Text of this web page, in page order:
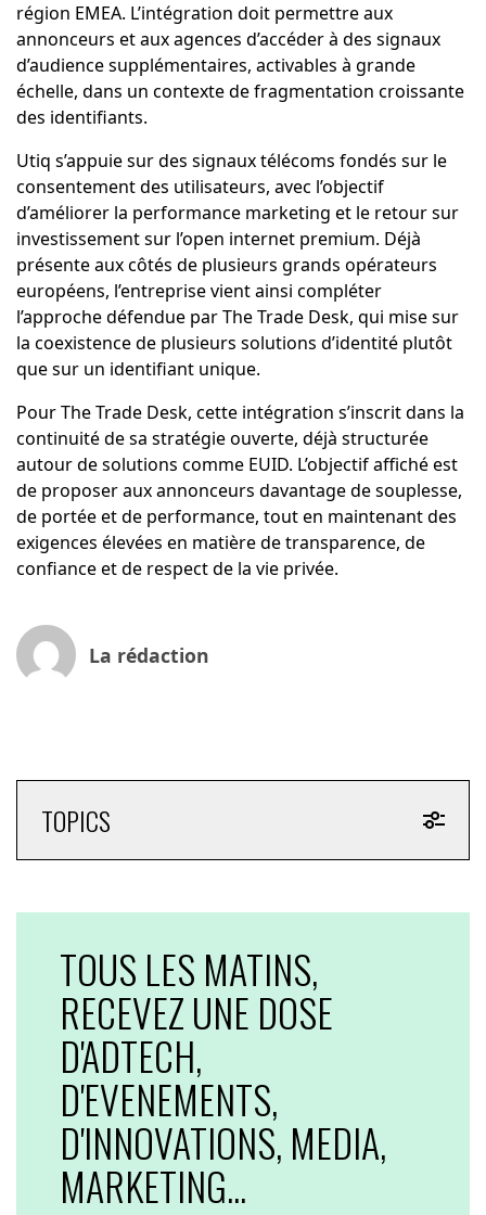
région EMEA. L’intégration doit permettre aux
annonceurs et aux agences d’accéder à des signaux
d’audience supplémentaires, activables à grande
échelle, dans un contexte de fragmentation croissante
des identifiants.
Utiq s’appuie sur des signaux télécoms fondés sur le
consentement des utilisateurs, avec l’objectif
d’améliorer la performance marketing et le retour sur
investissement sur l’open internet premium. Déjà
présente aux côtés de plusieurs grands opérateurs
européens, l’entreprise vient ainsi compléter
l’approche défendue par The Trade Desk, qui mise sur
la coexistence de plusieurs solutions d’identité plutôt
que sur un identifiant unique.
Pour The Trade Desk, cette intégration s’inscrit dans la
continuité de sa stratégie ouverte, déjà structurée
autour de solutions comme EUID. L’objectif affiché est
de proposer aux annonceurs davantage de souplesse,
de portée et de performance, tout en maintenant des
exigences élevées en matière de transparence, de
confiance et de respect de la vie privée.
La rédaction
TOPICS
TOUS LES MATINS,
RECEVEZ UNE DOSE
D'ADTECH,
D'EVENEMENTS,
D'INNOVATIONS, MEDIA,
MARKETING...